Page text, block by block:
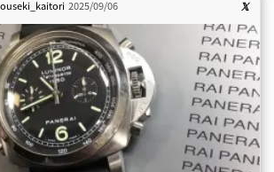
2025/09/06